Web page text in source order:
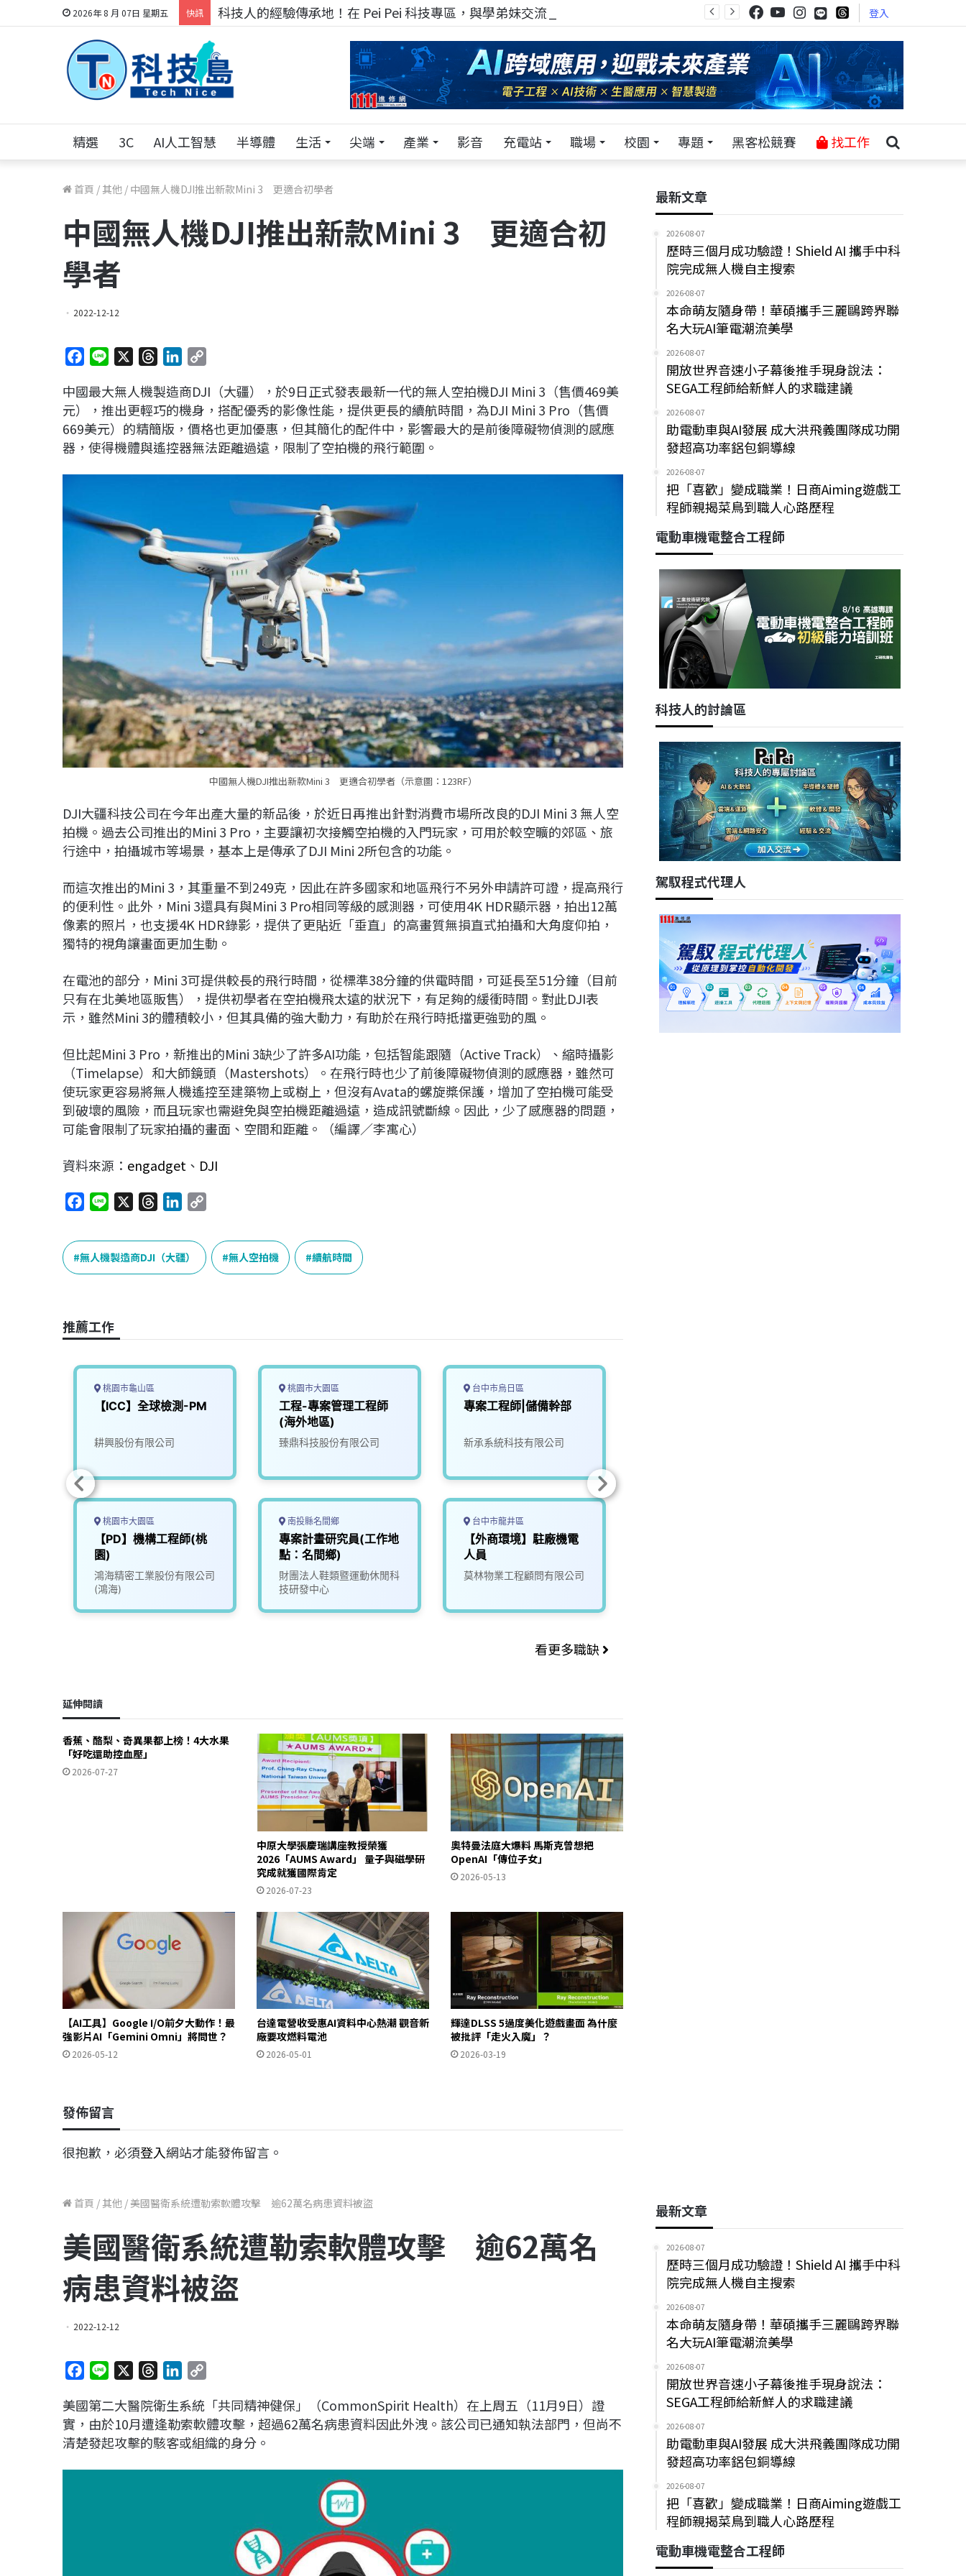
2026年 8 月 07日 星期五 快訊 科技人的經驗傳承地！在 Pei Pei 科技專區，與學弟妹交流最硬核的技術 登入
精選 3C AI人工智慧 半導體 生活 尖端 產業 影音 充電站 職場 校園 專題 黑客松競賽 找工作
首頁 /其他 / 中國無人機DJI推出新款Mini 3 更適合初學者
中國無人機DJI推出新款Mini 3 更適合初
學者
2022-12-12
c
b
o
n
e
r
e
a
d
n
k
e
d
p
y
L
i
中國最大無人機製造商DJI（大疆），於9日正式發表最新一代的無人空拍機DJI Mini 3（售價469美
元），推出更輕巧的機身，搭配優秀的影像性能，提供更長的續航時間，為DJI Mini 3 Pro（售價
669美元）的精簡版，價格也更加優惠，但其簡化的配件中，影響最大的是前後障礙物偵測的感應
器，使得機體與遙控器無法距離過遠，限制了空拍機的飛行範圍。
中國無人機DJI推出新款Mini 3 更適合初學者（示意圖：123RF）
DJI大疆科技公司在今年出產大量的新品後，於近日再推出針對消費市場所改良的DJI Mini 3 無人空
拍機。過去公司推出的Mini 3 Pro，主要讓初次接觸空拍機的入門玩家，可用於較空曠的郊區、旅
行途中，拍攝城市等場景，基本上是傳承了DJI Mini 2所包含的功能。
而這次推出的Mini 3，其重量不到249克，因此在許多國家和地區飛行不另外申請許可證，提高飛行
的便利性。此外，Mini 3還具有與Mini 3 Pro相同等級的感測器，可使用4K HDR顯示器，拍出12萬
像素的照片，也支援4K HDR錄影，提供了更貼近「垂直」的高畫質無損直式拍攝和大角度仰拍，
獨特的視角讓畫面更加生動。
在電池的部分，Mini 3可提供較長的飛行時間，從標準38分鐘的供電時間，可延長至51分鐘（目前
只有在北美地區販售），提供初學者在空拍機飛太遠的狀況下，有足夠的緩衝時間。對此DJI表
示，雖然Mini 3的體積較小，但其具備的強大動力，有助於在飛行時抵擋更強勁的風。
但比起Mini 3 Pro，新推出的Mini 3缺少了許多AI功能，包括智能跟隨（Active Track）、縮時攝影
（Timelapse）和大師鏡頭（Mastershots）。在飛行時也少了前後障礙物偵測的感應器，雖然可
使玩家更容易將無人機遙控至建築物上或樹上，但沒有Avata的螺旋槳保護，增加了空拍機可能受
到破壞的風險，而且玩家也需避免與空拍機距離過遠，造成訊號斷線。因此，少了感應器的問題，
可能會限制了玩家拍攝的畫面、空間和距離。（編譯／李寓心）
資料來源： engadget 、 DJI
c
e
b
k
n
e
r
e
a
n
k
e
y
無人機製造商DJI（大疆） 無人空拍機 續航時間
推薦工作
桃園市龜山區
【ICC】全球檢測-PM
耕興股份有限公司
桃園市大園區
【PD】機構工程師(桃
園)
鴻海精密工業股份有限公司
(鴻海)
桃園市大園區
工程-專案管理工程師
(海外地區)
臻鼎科技股份有限公司
南投縣名間鄉
專案計畫研究員(工作地
點：名間鄉)
財團法人鞋類暨運動休閒科
技研發中心
台中市烏日區
專案工程師|儲備幹部
新承系統科技有限公司
台中市龍井區
【外商環境】駐廠機電
人員
莫林物業工程顧問有限公司
看更多職缺
延伸閱讀
香蕉、酪梨、奇異果都上榜！4大水果
「好吃還助控血壓」
2026-07-27
中原大學張慶瑞講座教授榮獲
2026「AUMS Award」 量子與磁學研
究成就獲國際肯定
2026-07-23
奧特曼法庭大爆料 馬斯克曾想把
OpenAI「傳位子女」
2026-05-13
【AI工具】Google I/O前夕大動作！最
強影片AI「Gemini Omni」將問世？
2026-05-12
台達電營收受惠AI資料中心熱潮 觀音新
廠要攻燃料電池
2026-05-01
輝達DLSS 5過度美化遊戲畫面 為什麼
被批評「走火入魔」？
2026-03-19
發佈留言
很抱歉，必須登入網站才能發佈留言。
最新文章
2026-08-07
歷時三個月成功驗證！Shield AI 攜手中科
院完成無人機自主搜索
2026-08-07
本命萌友隨身帶！華碩攜手三麗鷗跨界聯
名大玩AI筆電潮流美學
2026-08-07
開放世界音速小子幕後推手現身說法：
SEGA工程師給新鮮人的求職建議
2026-08-07
助電動車與AI發展 成大洪飛義團隊成功開
發超高功率鋁包銅導線
2026-08-07
把「喜歡」變成職業！日商Aiming遊戲工
程師親揭菜鳥到職人心路歷程
電動車機電整合工程師
科技人的討論區
駕馭程式代理人